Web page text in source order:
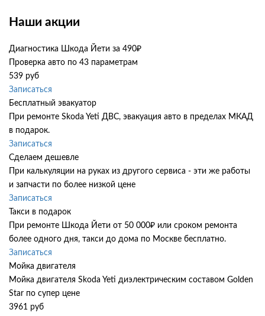
Наши акции
Диагностика Шкода Йети за 490₽
Проверка авто по 43 параметрам
539 руб
Записаться
Бесплатный эвакуатор
При ремонте Skoda Yeti ДВС, эвакуация авто в пределах МКАД
в подарок.
Записаться
Сделаем дешевле
При калькуляции на руках из другого сервиса - эти же работы
и запчасти по более низкой цене
Записаться
Такси в подарок
При ремонте Шкода Йети от 50 000₽ или сроком ремонта
более одного дня, такси до дома по Москве бесплатно.
Записаться
Мойка двигателя
Мойка двигателя Skoda Yeti диэлектрическим составом Golden
Star по супер цене
3961 руб